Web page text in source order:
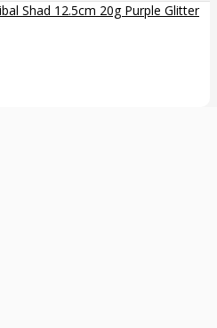
Shad 12.5cm 20g Purple Glitter